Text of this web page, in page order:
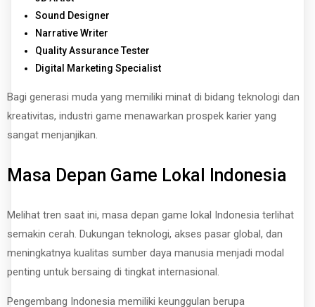
Sound Designer
Narrative Writer
Quality Assurance Tester
Digital Marketing Specialist
Bagi generasi muda yang memiliki minat di bidang teknologi dan
kreativitas, industri game menawarkan prospek karier yang
sangat menjanjikan.
Masa Depan Game Lokal Indonesia
Melihat tren saat ini, masa depan game lokal Indonesia terlihat
semakin cerah. Dukungan teknologi, akses pasar global, dan
meningkatnya kualitas sumber daya manusia menjadi modal
penting untuk bersaing di tingkat internasional.
Pengembang Indonesia memiliki keunggulan berupa